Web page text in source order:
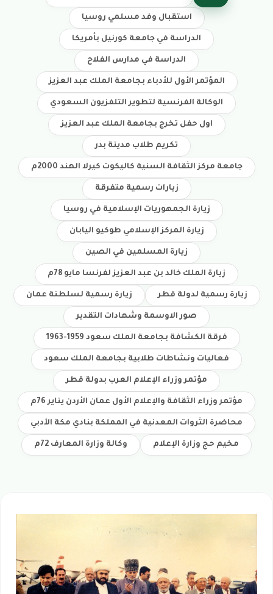
استقبال وفد مسلمي روسيا
الدراسة في جامعة كورنيل بأمريكا
الدراسة في مدارس الفلاح
المؤتمر الأول للأدباء بجامعة الملك عبد العزيز
الوكالة الفرنسية لتطوير التلفزيون السعودي
تكريم طلاب مدينة بدر
جامعة مركز الثقافة السنية كاليكوت كيرلا الهند 2000م
زيارات رسمية متفرقة
زيارة الجمهوريات الإسلامية في روسيا
زيارة المركز الإسلامي طوكيو اليابان
زيارة الملك خالد بن عبد العزيز لفرنسا مايو 78م
زيارة رسمية لدولة قطر زيارة رسمية لسلطنة عمان
فرقة الكشافة بجامعة الملك سعود 1959-1963
فعاليات ونشاطات طلابية بجامعة الملك سعود
مؤتمر وزراء الإعلام العرب بدولة قطر
مؤتمر وزراء الثقافة والإعلام الأول عمان الأردن يناير 76م
محاضرة الثروات المعدنية في المملكة بنادي مكة الأدبي
مخيم حج وزارة الإعلام وكالة وزارة المعارف 72م